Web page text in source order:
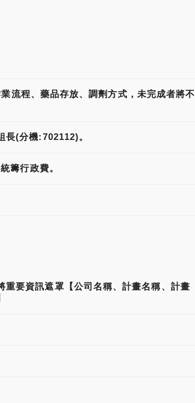
流程、藥品存放、調劑方式，未完成者將不
長(分機:702112)。
籌行政費。
要資訊遮罩【公司名稱、計畫名稱、計畫